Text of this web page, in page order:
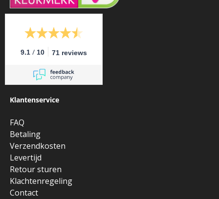
9.1 / 10 71 reviews
Klantenservice
FAQ
Betaling
Verzendkosten
Levertijd
Retour sturen
Klachtenregeling
Contact